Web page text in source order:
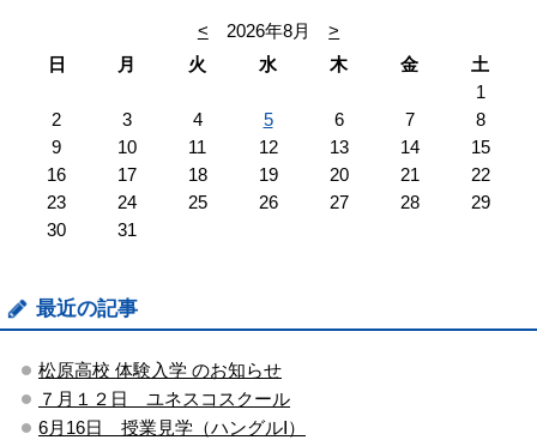
< 2026年8月
>
日
月 火 水 木 金
土
1
2
3 4 5 6 7
8
9
10 11 12 13 14
15
16
17 18 19 20 21
22
23
24 25 26 27 28
29
30
31
最近の記事
松原高校 体験入学 のお知らせ
７月１２日 ユネスコスクール
6月16日 授業見学（ハングルⅠ）